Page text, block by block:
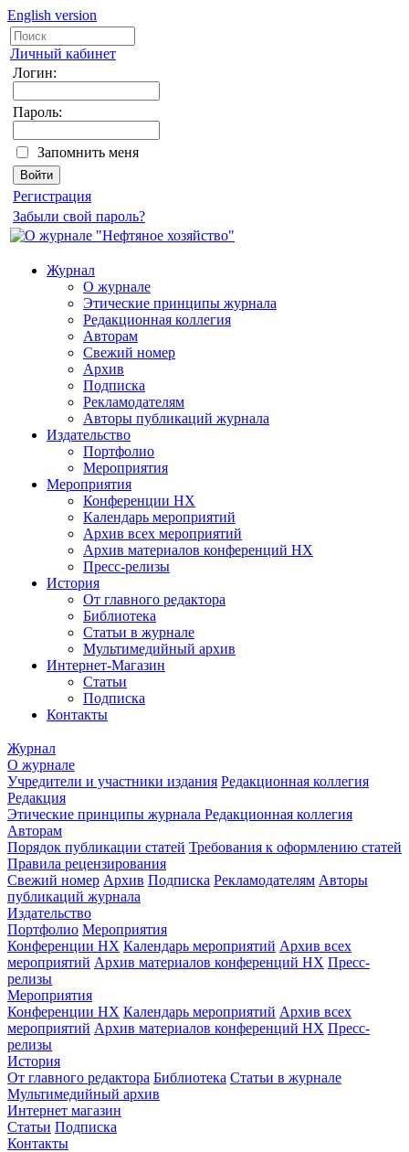
English version
Личный кабинет
Логин:
Пароль:
Запомнить меня
Регистрация
Забыли свой пароль?
Журнал
О журнале
Этические принципы журнала
Редакционная коллегия
Авторам
Свежий номер
Архив
Подписка
Рекламодателям
Авторы публикаций журнала
Издательство
Портфолио
Мероприятия
Мероприятия
Конференции НХ
Календарь мероприятий
Архив всех мероприятий
Архив материалов конференций НХ
Пресс-релизы
История
От главного редактора
Библиотека
Статьи в журнале
Мультимедийный архив
Интернет-Магазин
Статьи
Подписка
Контакты
Журнал
О журнале
Учредители и участники издания Редакционная коллегия
Редакция
Этические принципы журнала Редакционная коллегия
Авторам
Порядок публикации статей Требования к оформлению статей
Правила рецензирования
Свежий номер Архив Подписка Рекламодателям Авторы
публикаций журнала
Издательство
Портфолио Мероприятия
Конференции НХ Календарь мероприятий Архив всех
мероприятий Архив материалов конференций НХ Пресс-
релизы
Мероприятия
Конференции НХ Календарь мероприятий Архив всех
мероприятий Архив материалов конференций НХ Пресс-
релизы
История
От главного редактора Библиотека Статьи в журнале
Мультимедийный архив
Интернет магазин
Статьи Подписка
Контакты